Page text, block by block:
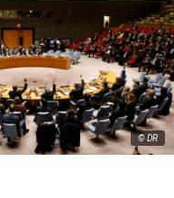
© DR